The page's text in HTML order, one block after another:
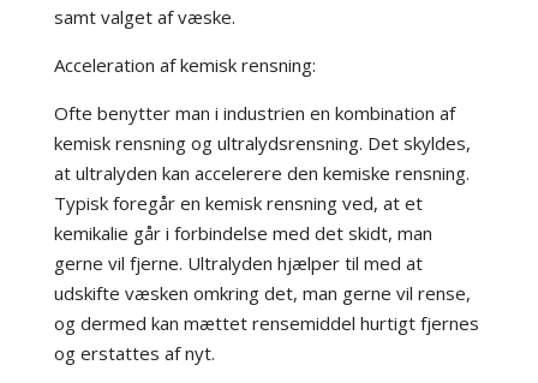
samt valget af væske.
Acceleration af kemisk rensning:
Ofte benytter man i industrien en kombination af
kemisk rensning og ultralydsrensning. Det skyldes,
at ultralyden kan accelerere den kemiske rensning.
Typisk foregår en kemisk rensning ved, at et
kemikalie går i forbindelse med det skidt, man
gerne vil fjerne. Ultralyden hjælper til med at
udskifte væsken omkring det, man gerne vil rense,
og dermed kan mættet rensemiddel hurtigt fjernes
og erstattes af nyt.